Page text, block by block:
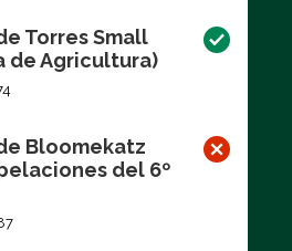
Torres Small
de Agricultura)
Bloomekatz
del 6º